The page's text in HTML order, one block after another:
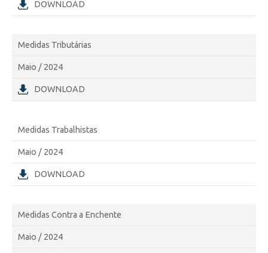
DOWNLOAD
Medidas Tributárias
Maio / 2024
DOWNLOAD
Medidas Trabalhistas
Maio / 2024
DOWNLOAD
Medidas Contra a Enchente
Maio / 2024